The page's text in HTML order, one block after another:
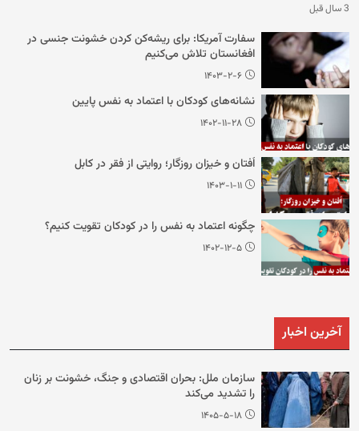
3 سال قبل
سفارت آمریکا: برای ریشه‌کن کردن خشونت جنسی در
افغانستان تلاش می‌کنیم
۱۴۰۳-۲-۶
نشانه‌های کودکان با اعتماد به نفس پایین
۱۴۰۲-۱۱-۲۸
اُفتان و خیزان روزگار؛ روایتی از فقر در کابل
۱۴۰۳-۱-۱۱
چگونه اعتماد به نفس را در کودکان تقویت کنیم؟
۱۴۰۲-۱۲-۵
آخرین اخبار
سازمان ملل: بحران اقتصادی و جنگ، خشونت بر زنان
را تشدید می‌‌کند
۱۴۰۵-۵-۱۸